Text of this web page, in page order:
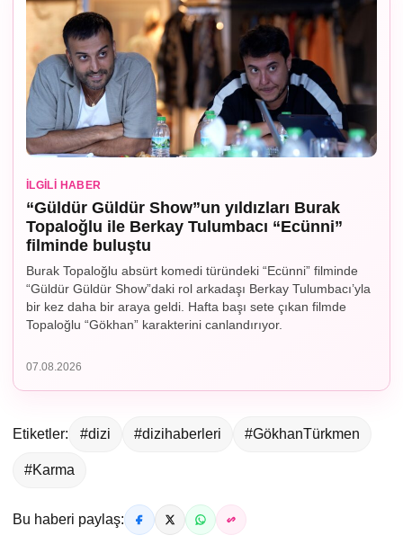
İLGILI HABER
“Güldür Güldür Show”un yıldızları Burak
Topaloğlu ile Berkay Tulumbacı “Ecünni”
filminde buluştu
Burak Topaloğlu absürt komedi türündeki “Ecünni” filminde
“Güldür Güldür Show”daki rol arkadaşı Berkay Tulumbacı’yla
bir kez daha bir araya geldi. Hafta başı sete çıkan filmde
Topaloğlu “Gökhan” karakterini canlandırıyor.
07.08.2026
Etiketler: #dizi #dizihaberleri #GökhanTürkmen
#Karma
Bu haberi paylaş: